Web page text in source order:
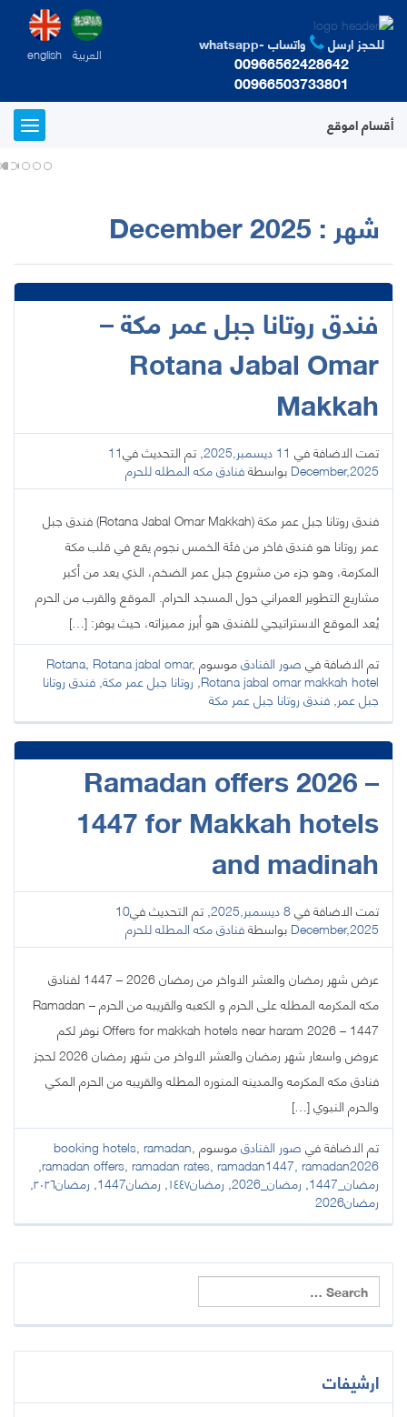
العربية english للحجز ارسل واتساب -whatsapp
00966562428642
00966503733801
T
o
g
v
i
g
أقسام اموقع
شهر :December 2025
فندق روتانا جبل عمر مكة –
Rotana Jabal Omar
Makkah
تمت الاضافة في 11 ديسمبر,2025 , تم التحديث في11
December,2025 بواسطةفنادق مكه المطله للحرم
فندق روتانا جبل عمر مكة (Rotana Jabal Omar Makkah) ​فندق جبل
عمر روتانا هو فندق فاخر من فئة الخمس نجوم يقع في قلب مكة
المكرمة، وهو جزء من مشروع جبل عمر الضخم، الذي يعد من أكبر
مشاريع التطوير العمراني حول المسجد الحرام. ​الموقع والقرب من الحرم ​
يُعد الموقع الاستراتيجي للفندق هو أبرز مميزاته، حيث يوفر: […]
تم الاضافة في صور الفنادقموسوم Rotana, Rotana jabal omar,
Rotana jabal omar makkah hotel
, روتانا جبل عمر مكة, فندق روتانا
جبل عمر, فندق روتانا جبل عمر مكة
Ramadan offers 2026 –
1447 for Makkah hotels
and madinah
تمت الاضافة في8 ديسمبر,2025 , تم التحديث في10
December,2025 بواسطةفنادق مكه المطله للحرم
عرض شهر رمضان والعشر الاواخر من رمضان 2026 – 1447 لفنادق
مكه المكرمه المطله على الحرم و الكعبه والقريبه من الحرم – Ramadan
Offers for makkah hotels near haram 2026 – 1447 نوفر لكم
عروض واسعار شهر رمضان والعشر الاواخر من شهر رمضان 2026 لحجز
فنادق مكه المكرمه والمدينه المنوره المطله والقريبه من الحرم المكي
والحرم النبوي […]
تم الاضافة في صور الفنادقموسوم booking hotels, ramadan,
ramadan offers, ramadan rates, ramadan1447, ramadan2026
,
رمضان_1447
, رمضان_2026 , رمضان١٤٤٧ , رمضان1447 , رمضان٢٠٢٦
,
رمضان2026
ارشيفات